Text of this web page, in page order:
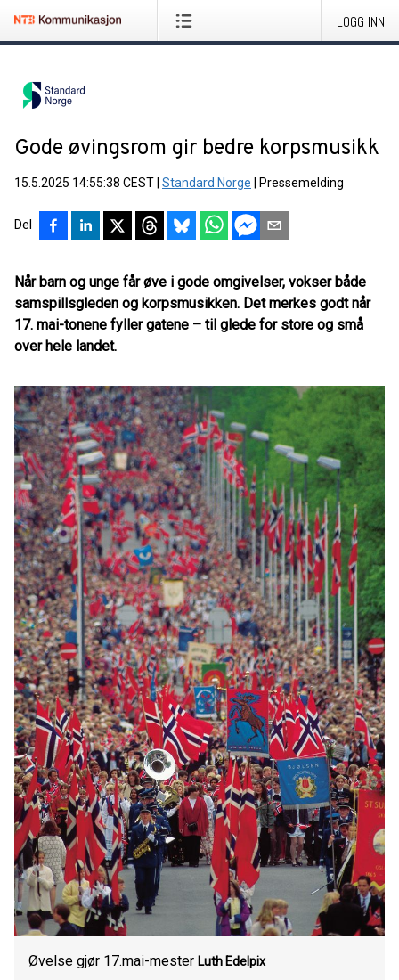
LOGG INN
Gode øvingsrom gir bedre korpsmusikk
15.5.2025 14:55:38 CEST Standard Norge Pressemelding
Del
Når barn og unge får øve i gode omgivelser, vokser både
samspillsgleden og korpsmusikken. Det merkes godt når
17. mai-tonene fyller gatene – til glede for store og små
over hele landet.
Øvelse gjør 17.mai-mester Luth Edelpix